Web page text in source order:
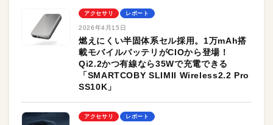
アクセサリ レポート
2026年4月15日
燃えにくい半固体系セル採用。1万mAh搭
載モバイルバッテリがCIOから登場！
Qi2.2かつ有線なら35Wで充電できる
「SMARTCOBY SLIMII Wireless2.2 Pro
SS10K」
アクセサリ レポート